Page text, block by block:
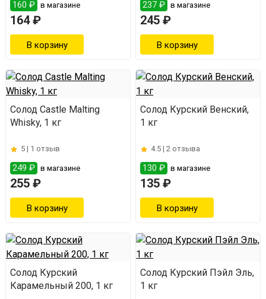
160 ₽ в магазине
164 ₽
237 ₽ в магазине
245 ₽
Солод Castle Malting
Whisky, 1 кг
5 | 1 отзыв
249 ₽ в магазине
255 ₽
Солод Курский Венский,
1 кг
4.5 |2 отзыва
130 ₽ в магазине
135 ₽
Солод Курский
Карамельный 200, 1 кг
Солод Курский Пэйл Эль,
1 кг